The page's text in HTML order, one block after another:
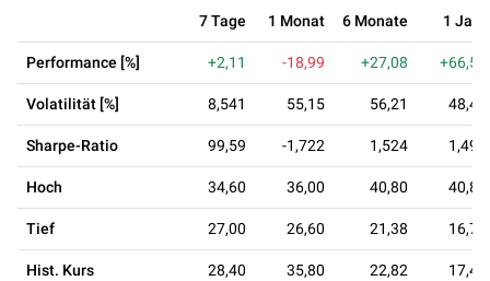
7 Tage 1 Monat 6 Monate 1 Jahr
Performance [%] +2,11 -18,99 +27,08 +66,57
Volatilität [%] 8,541 55,15 56,21 48,41
Sharpe-Ratio 99,59 -1,722 1,524 1,497
Hoch 34,60 36,00 40,80 40,80
Tief 27,00 26,60 21,38 16,76
Hist. Kurs 28,40 35,80 22,82 17,41